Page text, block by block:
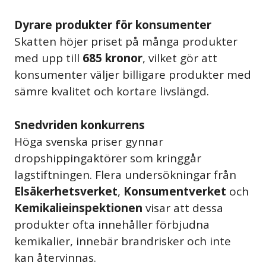
Dyrare produkter för konsumenter
Skatten höjer priset på många produkter
med upp till 685 kronor, vilket gör att
konsumenter väljer billigare produkter med
sämre kvalitet och kortare livslängd.
Snedvriden konkurrens
Höga svenska priser gynnar
dropshippingaktörer som kringgår
lagstiftningen. Flera undersökningar från
Elsäkerhetsverket, Konsumentverket och
Kemikalieinspektionen visar att dessa
produkter ofta innehåller förbjudna
kemikalier, innebär brandrisker och inte
kan återvinnas.